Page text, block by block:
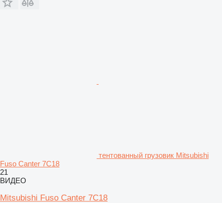
тентованный грузовик Mitsubishi
Fuso Canter 7C18
21
ВИДЕО
Mitsubishi Fuso Canter 7C18